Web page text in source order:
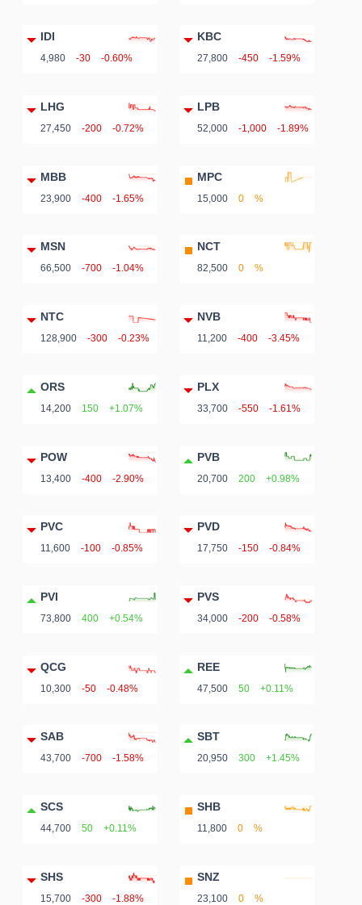
IDI
4,980 -30 -0.60%
KBC
27,800 -450 -1.59%
LHG
27,450 -200 -0.72%
LPB
52,000 -1,000 -1.89%
MBB
23,900 -400 -1.65%
MPC
15,000 0 %
MSN
66,500 -700 -1.04%
NCT
82,500 0 %
NTC
128,900 -300 -0.23%
NVB
11,200 -400 -3.45%
ORS
14,200 150 +1.07%
PLX
33,700 -550 -1.61%
POW
13,400 -400 -2.90%
PVB
20,700 200 +0.98%
PVC
11,600 -100 -0.85%
PVD
17,750 -150 -0.84%
PVI
73,800 400 +0.54%
PVS
34,000 -200 -0.58%
QCG
10,300 -50 -0.48%
REE
47,500 50 +0.11%
SAB
43,700 -700 -1.58%
SBT
20,950 300 +1.45%
SCS
44,700 50 +0.11%
SHB
11,800 0 %
SHS
15,700 -300 -1.88%
SNZ
23,100 0 %